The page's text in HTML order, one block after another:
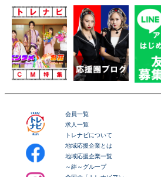
会員一覧
求人一覧
トレナビについて
地域応援企業とは
地域応援企業一覧
～絆～グループ